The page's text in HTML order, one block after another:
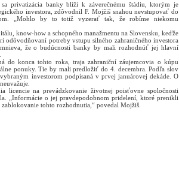
privatizácia banky blíži k záverečnému štádiu, ktorým je
investora, zdôvodnil F. Mojžiš snahou nevstupovať do
„Mohlo by to totiž vyzerať tak, že robíme niekomu
know-how a schopného manažmentu na Slovensku, keďže
odôvodňovaní potreby vstupu silného zahraničného investora
že o budúcnosti banky by mali rozhodnúť jej hlavní
do konca tohto roka, traja zahraniční záujemcovia o kúpu
ponuky. Tie by mali predložiť do 4. decembra. Podľa slov
investorom podpísaná v prvej januárovej dekáde. O
licencie na prevádzkovanie životnej poisťovne spoločnosti
„Informácie o jej pravdepodobnom pridelení, ktoré prenikli
tohto rozhodnutia,“ povedal Mojžiš.